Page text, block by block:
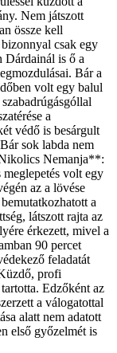
Nem játszott
össze kell
csak egy
is ő a
Bár a
volt egy balul
a
védő is besárgult
sok labda nem
Nemanja**:
volt egy
az a lövése
a
látszott rajta az
érkezett, mivel a
90 percet
feladatát
profi
Edzőként az
a válogatottal
alatt nem adatott
első győzelmét is